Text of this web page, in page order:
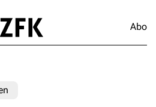
Abo